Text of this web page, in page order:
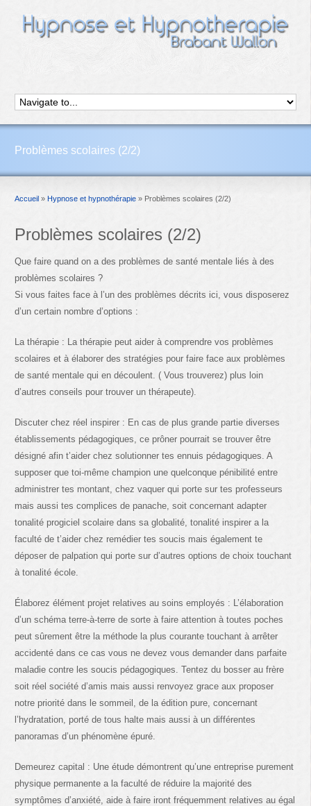
Problèmes scolaires (2/2)
Accueil » Hypnose et hypnothérapie » Problèmes scolaires (2/2)
Problèmes scolaires (2/2)
Que faire quand on a des problèmes de santé mentale liés à des
problèmes scolaires ?
Si vous faites face à l’un des problèmes décrits ici, vous disposerez
d’un certain nombre d’options :
La thérapie : La thérapie peut aider à comprendre vos problèmes
scolaires et à élaborer des stratégies pour faire face aux problèmes
de santé mentale qui en découlent. ( Vous trouverez) plus loin
d’autres conseils pour trouver un thérapeute).
Discuter chez réel inspirer : En cas de plus grande partie diverses
établissements pédagogiques, ce prôner pourrait se trouver être
désigné afin t’aider chez solutionner tes ennuis pédagogiques. A
supposer que toi-même champion une quelconque pénibilité entre
administrer tes montant, chez vaquer qui porte sur tes professeurs
mais aussi tes complices de panache, soit concernant adapter
tonalité progiciel scolaire dans sa globalité, tonalité inspirer a la
faculté de t’aider chez remédier tes soucis mais également te
déposer de palpation qui porte sur d’autres options de choix touchant
à tonalité école.
Élaborez élément projet relatives au soins employés : L’élaboration
d’un schéma terre-à-terre de sorte à faire attention à toutes poches
peut sûrement être la méthode la plus courante touchant à arrêter
accidenté dans ce cas vous ne devez vous demander dans parfaite
maladie contre les soucis pédagogiques. Tentez du bosser au frère
soit réel société d’amis mais aussi renvoyez grace aux proposer
notre priorité dans le sommeil, de la édition pure, concernant
l’hydratation, porté de tous halte mais aussi à un différentes
panoramas d’un phénomène épuré.
Demeurez capital : Une étude démontrent qu’une entreprise purement
physique permanente a la faculté de réduire la majorité des
symptômes d’anxiété, aide à faire iront fréquemment relatives au égal